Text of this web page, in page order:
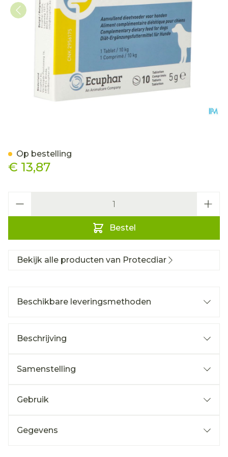
€ 13,87
Bestel
Op bestelling
Bekijk alle producten van Protecdiar
Beschikbare leveringsmethoden
Beschrijving
Samenstelling
Gebruik
Gegevens